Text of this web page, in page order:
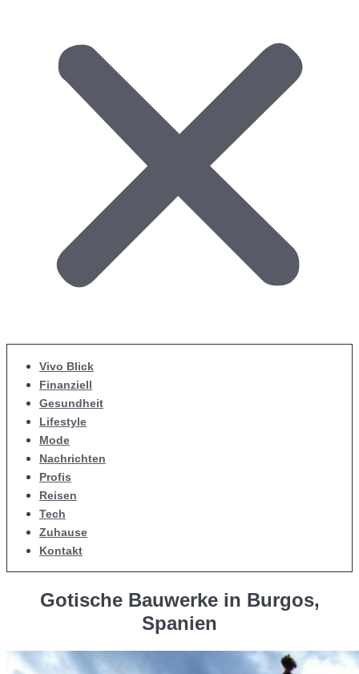
Vivo Blick
Finanziell
Gesundheit
Lifestyle
Mode
Nachrichten
Profis
Reisen
Tech
Zuhause
Kontakt
Gotische Bauwerke in Burgos,
Spanien